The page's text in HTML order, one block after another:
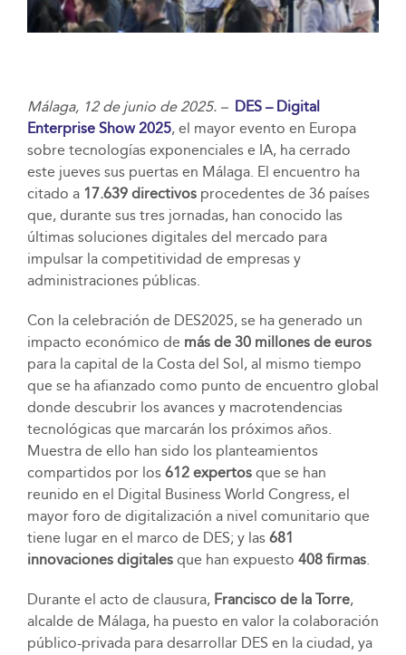
Málaga, 12 de junio de 2025. – DES – Digital
Enterprise Show 2025, el mayor evento en Europa
sobre tecnologías exponenciales e IA, ha cerrado
este jueves sus puertas en Málaga. El encuentro ha
citado a 17.639 directivosprocedentes de 36 países
que, durante sus tres jornadas, han conocido las
últimas soluciones digitales del mercado para
impulsar la competitividad de empresas y
administraciones públicas.
Con la celebración de DES2025, se ha generado un
impacto económico de más de 30 millones de euros
para la capital de la Costa del Sol, al mismo tiempo
que se ha afianzado como punto de encuentro global
donde descubrir los avances y macrotendencias
tecnológicas que marcarán los próximos años.
Muestra de ello han sido los planteamientos
compartidos por los 612 expertosque se han
reunido en el Digital Business World Congress, el
mayor foro de digitalización a nivel comunitario que
tiene lugar en el marco de DES; y las 681
innovaciones digitalesque han expuesto 408 firmas.
Durante el acto de clausura, Francisco de la Torre,
alcalde de Málaga, ha puesto en valor la colaboración
público-privada para desarrollar DES en la ciudad, ya